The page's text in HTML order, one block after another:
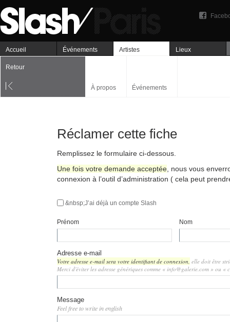
Accueil Événements Artistes Lieux
Retour
À propos Événements
Réclamer cette fiche
Remplissez le formulaire ci-dessous.
Une fois votre demande acceptée , nous vous
connexion à l’outil d’administration ( cela peut
&nbsp;J’ai déjà un compte Slash
Prénom Nom
Adresse e-mail
Votre adresse e-mail sera votre identifiant de connexion, elle doit être
Merci d'éviter les adresse génériques comme « info@galerie.com » ou «
Message
Feel free to write in english